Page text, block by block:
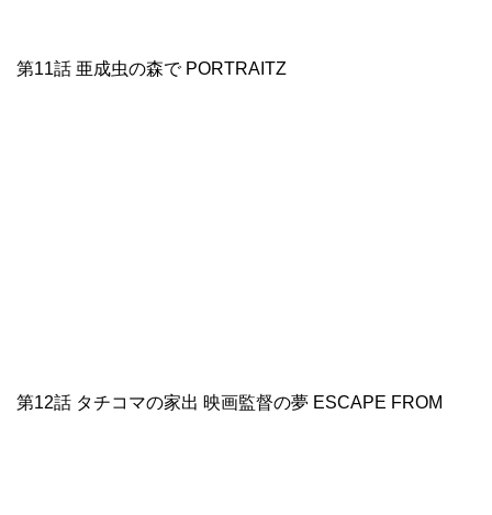
第11話 亜成虫の森で PORTRAITZ
第12話 タチコマの家出 映画監督の夢 ESCAPE FROM